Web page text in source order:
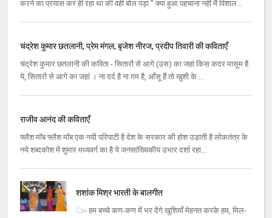
करने का प्रयास कर ही रहा था की वही बोल पड़ा " क्या हुआ पहचाना नहीं मैं विशाल...
चंद्रेश कुमार छतलानी, प्रेम मंगल, बृजेश नीरज, प्रदीप तिवारी की कविताएँ
चंद्रेश कुमार छतलानी की कविता - सितारों से आगे (उस) का जहां किस कदर मासूम है
ये, सितारों से आगे का जहां । ना दर्द है ना ग़म है, आँसू हैं तो खुशी के ...
राजीव आनंद की कविताएँ
फ्लैश मॉब फ्लैश मॉब एक नयी परिपाटी है देश के सरकार की होश उड़ाती है लोकतंत्र के
नये शब्‍दकोश में शुमार मध्‍यवर्ग का है ये जनसांख्‍यिकीय उभार दर्शा रहा...
शशांक मिश्र भारती के बालगीत
ः- हम बच्‍चे कण-कण में भर देंगे खुशियाँ मेहनत करके हम, मिल-